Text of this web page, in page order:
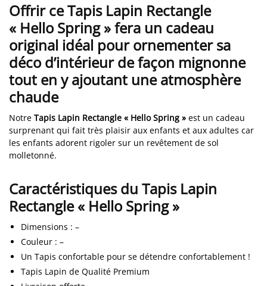
Offrir ce Tapis Lapin Rectangle
« Hello Spring » fera un cadeau
original idéal pour ornementer sa
déco d’intérieur de façon mignonne
tout en y ajoutant une atmosphère
chaude
Notre Tapis Lapin Rectangle « Hello Spring » est un cadeau
surprenant qui fait très plaisir aux enfants et aux adultes car
les enfants adorent rigoler sur un revêtement de sol
molletonné.
Caractéristiques du Tapis Lapin
Rectangle « Hello Spring »
Dimensions : –
Couleur : –
Un Tapis confortable pour se détendre confortablement !
Tapis Lapin de Qualité Premium